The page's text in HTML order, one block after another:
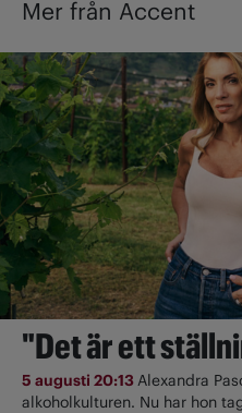
Mer från Accent
"Det är ett
5 augusti 20:13Alexandra
alkoholkulturen. Nu har hon